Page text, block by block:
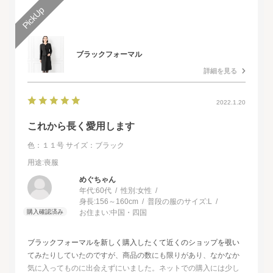
ブラックフォーマル
詳細を見る
2022.1.20
これから長く愛用します
色：１１号 サイズ：ブラック
用途:喪服
めぐちゃん
年代:60代 性別:女性
身長:156～160cm 普段の服のサイズ:L
お住まい:中国・四国
ブラックフォーマルを新しく購入したくて近くのショップを覗い
てみたりしていたのですが、商品の数にも限りがあり、なかなか
気に入ってものに出会えずにいました。ネットでの購入には少し